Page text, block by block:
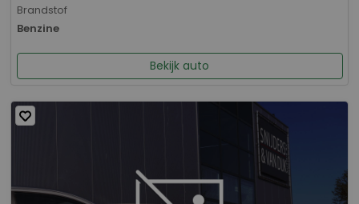
Brandstof
Benzine
Bekijk auto